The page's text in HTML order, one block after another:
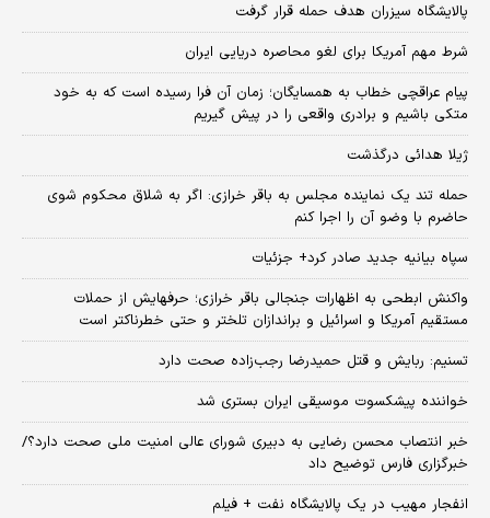
پالایشگاه سیزران هدف حمله قرار گرفت
شرط مهم آمریکا برای لغو محاصره دریایی ایران
پیام عراقچی خطاب به همسایگان؛ زمان آن فرا رسیده است که به خود
متکی باشیم و برادری واقعی را در پیش گیریم
ژیلا هدائی درگذشت
حمله تند یک نماینده مجلس به باقر خرازی: اگر به شلاق محکوم شوی
حاضرم با وضو آن را اجرا کنم
سپاه بیانیه جدید صادر کرد+ جزئیات
واکنش ابطحی به اظهارات جنجالی باقر خرازی؛ حرفهایش از حملات
مستقیم آمریکا و اسرائیل و براندازان تلختر و حتی خطرناکتر است
تسنیم: ربایش و قتل حمیدرضا رجب‌زاده صحت دارد
خواننده پیشکسوت موسیقی ایران بستری شد
خبر انتصاب محسن رضایی به دبیری شورای عالی امنیت ملی صحت دارد؟/
خبرگزاری فارس توضیح داد
انفجار مهیب در یک پالایشگاه نفت + فیلم